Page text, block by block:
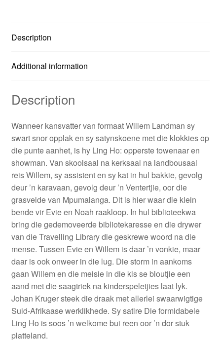
Description
Additional information
Description
Wanneer kansvatter van formaat Willem Landman sy
swart snor opplak en sy satynskoene met die klokkies op
die punte aanhet, is hy Ling Ho: opperste towenaar en
showman. Van skoolsaal na kerksaal na landbousaal
reis Willem, sy assistent en sy kat in hul bakkie, gevolg
deur ’n karavaan, gevolg deur ’n Ventertjie, oor die
grasvelde van Mpumalanga. Dit is hier waar die klein
bende vir Evie en Noah raakloop. In hul biblioteekwa
bring die gedemoveerde bibliotekaresse en die drywer
van die Travelling Library die geskrewe woord na die
mense. Tussen Evie en Willem is daar ’n vonkie, maar
daar is ook onweer in die lug. Die storm in aankoms
gaan Willem en die meisie in die kis se bloutjie een
aand met die saagtriek na kinderspeletjies laat lyk.
Johan Kruger steek die draak met allerlei swaarwigtige
Suid-Afrikaase werklikhede. Sy satire Die formidabele
Ling Ho is soos ’n welkome bui reen oor ’n dor stuk
platteland.